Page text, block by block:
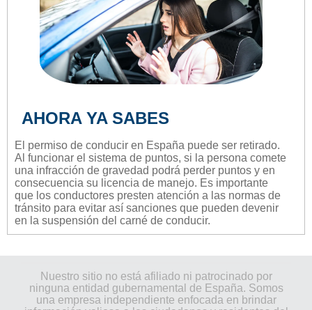
AHORA YA SABES
El permiso de conducir en España puede ser retirado.
Al funcionar el sistema de puntos, si la persona comete
una infracción de gravedad podrá perder puntos y en
consecuencia su licencia de manejo. Es importante
que los conductores presten atención a las normas de
tránsito para evitar así sanciones que pueden devenir
en la suspensión del carné de conducir.
Nuestro sitio no está afiliado ni patrocinado por
ninguna entidad gubernamental de España. Somos
una empresa independiente enfocada en brindar